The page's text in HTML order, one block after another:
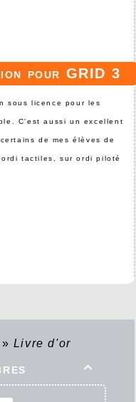
pour GRID 3
sous licence pour les
C'est aussi un excellent
de mes élèves de
tactiles, sur ordi piloté
» Livre d'or
